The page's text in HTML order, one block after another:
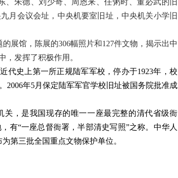
朱德、刘少奇、周恩来、任粥时、董必武的旧
月会议会址，中央机要室旧址，中央机关小学旧
展馆，陈展的306幅照片和127件文物，揭示出中
，发挥了积极作用。
代史 上第一所正规陆军军校，停办于1923年，校
2006年5月保定陆军军官学校旧址被国务院批准成
关，是我国现存的唯一一座最完整的清代省级衙
，有“一座总督衙署，半部清史写照”之称。中华人
为第三批全国重点文物保护单位。